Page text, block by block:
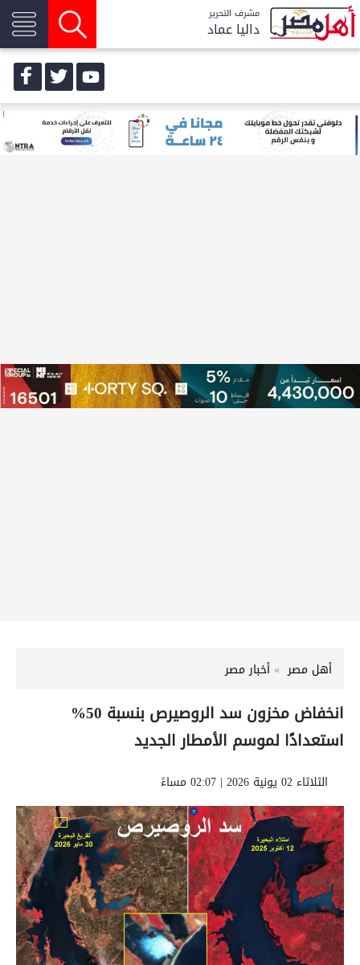
مشرف التحرير
داليا عماد
أهل مصر أخبار مصر
انخفاض مخزون سد الروصيرص بنسبة 50%
استعدادًا لموسم الأمطار الجديد
الثلاثاء 02 يونية 2026 | 02:07 مساءً